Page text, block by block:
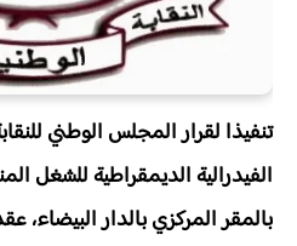
تنفيذا لقرار المجلس الوطني
بالمقر المركزي بالدار البيضاء،